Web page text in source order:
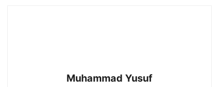
Muhammad Yusuf